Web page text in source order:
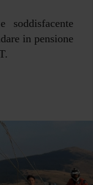
in pensione